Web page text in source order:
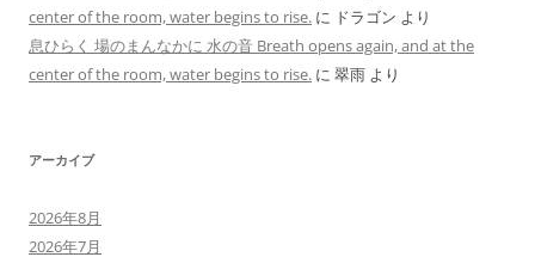
center of the room, water begins to rise. に ドラゴン より
息ひらく 場のまんなかに 水の音 Breath opens again, and at the
center of the room, water begins to rise. に 翠雨 より
アーカイブ
2026年8月
2026年7月